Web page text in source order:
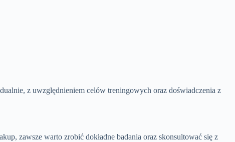
z uwzględnieniem celów treningowych oraz doświadczenia z
zawsze warto zrobić dokładne badania oraz skonsultować się z